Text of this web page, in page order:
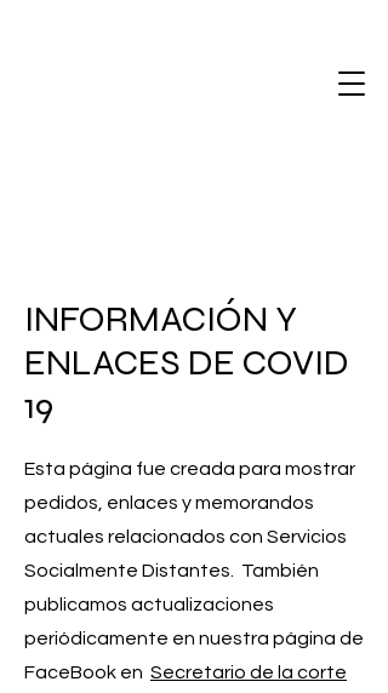
INFORMACIÓN Y
ENLACES DE COVID
19
Esta página fue creada para mostrar
pedidos, enlaces y memorandos
actuales relacionados con Servicios
Socialmente Distantes. También
publicamos actualizaciones
periódicamente en nuestra página de
FaceBook en Secretario de la corte